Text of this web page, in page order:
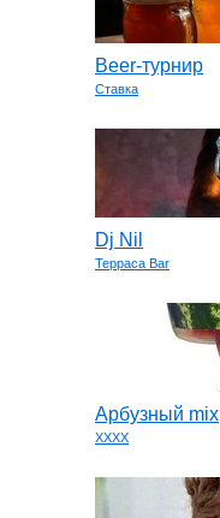
Beer-турнир
Ставка
Dj Nil
Терраса Bar
Арбузный mix
XXXX